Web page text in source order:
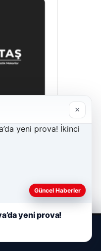
×
Güncel Haberler
yeni prova!